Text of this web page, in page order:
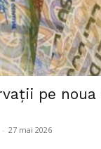
pe noua
- 27 mai 2026